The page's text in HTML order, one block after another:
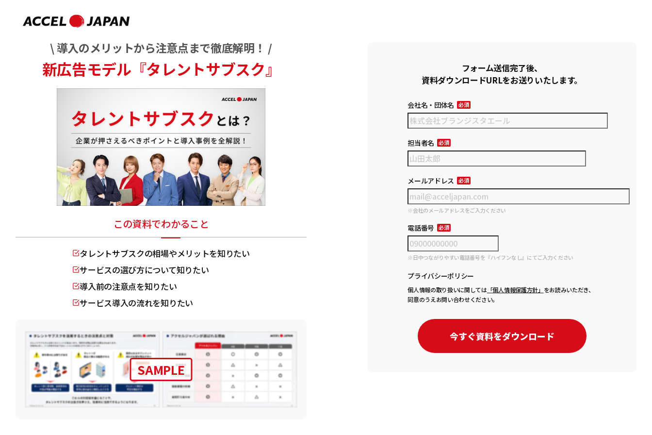
\ 導入のメリットから注意点まで徹底解明！ /
新広告モデル『タレントサブスク』
この資料でわかること
タレントサブスクの相場やメリットを知りたい
サービスの選び方について知りたい
導入前の注意点を知りたい
サービス導入の流れを知りたい
SAMPLE
フォーム送信完了後、
資料ダウンロードURLをお送りいたします。
会社名・団体名
担当者名
メールアドレス
※会社のメールアドレスをご入力ください
電話番号
※日中つながりやすい電話番号を『ハイフンなし』にてご入力ください
プライバシーポリシー
個人情報の取り扱いに関しては「個人情報保護方針」 をお読みいただき、
同意のうえお問い合わせください。